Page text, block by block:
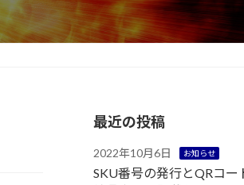
最近の投稿
2022年10月6日 お知らせ
SKU番号の発行とQRコー